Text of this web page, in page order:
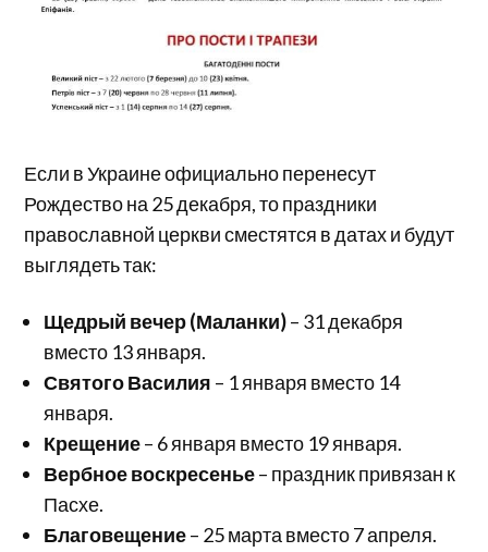
Если в Украине официально перенесут
Рождество на 25 декабря, то праздники
православной церкви сместятся в датах и будут
выглядеть так:
Щедрый вечер (Маланки)– 31 декабря
вместо 13 января.
Святого Василия – 1 января вместо 14
января.
Крещение– 6 января вместо 19 января.
Вербное воскресенье– праздник привязан к
Пасхе.
Благовещение– 25 марта вместо 7 апреля.